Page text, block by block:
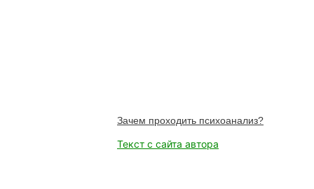
Зачем проходить психоанализ?
Текст с сайта автора